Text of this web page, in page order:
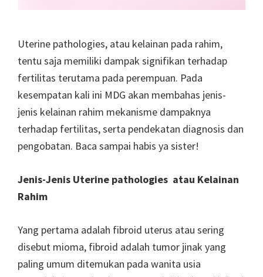
Uterine pathologies, atau kelainan pada rahim,
tentu saja memiliki dampak signifikan terhadap
fertilitas terutama pada perempuan. Pada
kesempatan kali ini MDG akan membahas jenis-
jenis kelainan rahim mekanisme dampaknya
terhadap fertilitas, serta pendekatan diagnosis dan
pengobatan. Baca sampai habis ya sister!
Jenis-Jenis Uterine pathologies atau Kelainan
Rahim
Yang pertama adalah fibroid uterus atau sering
disebut mioma, fibroid adalah tumor jinak yang
paling umum ditemukan pada wanita usia